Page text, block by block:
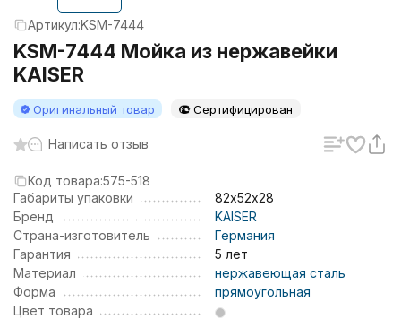
Артикул:KSM-7444
KSM-7444 Мойка из нержавейки
KAISER
Оригинальный товар Сертифицирован
Написать отзыв
Код товара:575-518
Габариты упаковки
82х52х28
Бренд
KAISER
Страна-изготовитель
Германия
Гарантия
5 лет
Материал
нержавеющая сталь
Форма
прямоугольная
Цвет товара